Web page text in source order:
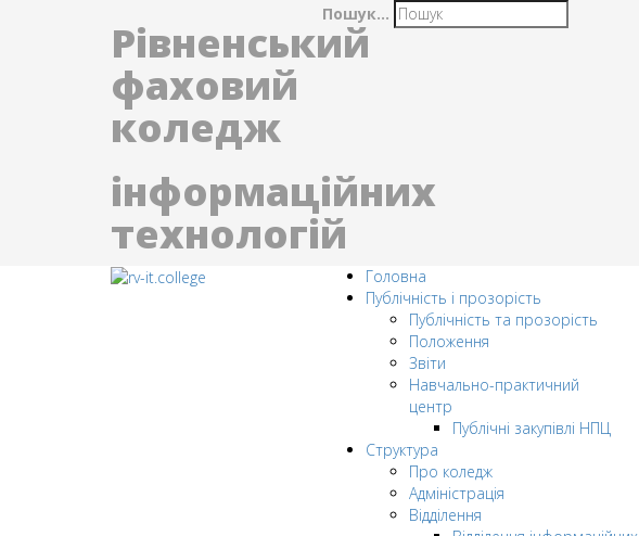
Рівненський
фаховий
коледж
інформаційних
технологій
Пошук...
Головна
Публічність і прозорість
Публічність та прозорість
Положення
Звіти
Навчально-практичний
центр
Публічні закупівлі НПЦ
Структура
Про коледж
Адміністрація
Відділення